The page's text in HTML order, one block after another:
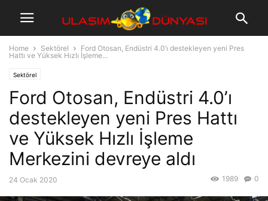
Home Sektörel
Ford Otosan, Endüstri 4.0’ı destekleyen yeni Pres
Hattı ve Yüksek Hızlı İşleme...
Sektörel
Ford Otosan, Endüstri 4.0’ı
destekleyen yeni Pres Hattı
ve Yüksek Hızlı İşleme
Merkezini devreye aldı
24 Ocak 2020 0
1989